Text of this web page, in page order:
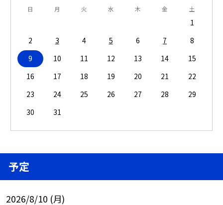
日 月 火 水 木 金 土
1
2
3 4 5 6 7
8
9
10 11 12 13 14
15
16
17 18 19 20 21
22
23
24 25 26 27 28
29
30
31
予定
2026/8/10 (月)